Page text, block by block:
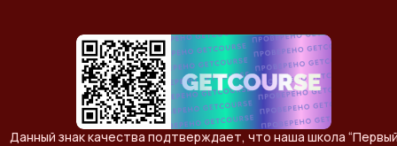
Данный знак качества подтверждает, что наша школа